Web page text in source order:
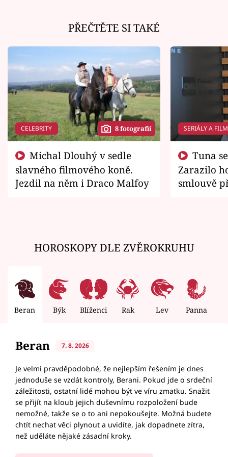
PŘEČTĚTE SI TAKÉ
CELEBRITY 8 fotografií
slavného filmového koně.
Jezdil na něm i Draco Malfoy
SERIÁLY A
Zarazilo
smlouvě
HOROSKOPY DLE ZVĚROKRUHU
Beran Býk Blíženci Rak Lev Panna
Beran 7. 8. 2026
Je velmi pravděpodobné, že nejlepším řešením je dnes
jednoduše se vzdát kontroly, Berani. Pokud jde o srdeční
záležitosti, ostatní lidé mohou být ve víru zmatku. Snažit
se přijít na kloub jejich duševnímu rozpoložení bude
nemožné, takže se o to ani nepokoušejte. Možná budete
chtít nechat věci plynout a uvidíte, jak dopadnete zítra,
než uděláte nějaké zásadní kroky.